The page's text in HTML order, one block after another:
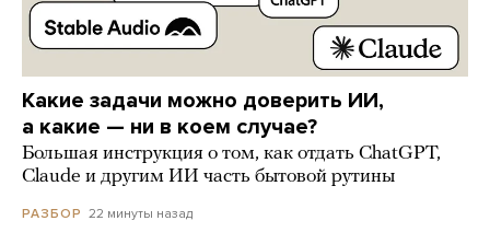
Какие задачи можно доверить ИИ,
а какие — ни в коем случае?
Большая инструкция о том, как отдать ChatGPT,
Claude и другим ИИ часть бытовой рутины
РАЗБОР 22 минуты назад